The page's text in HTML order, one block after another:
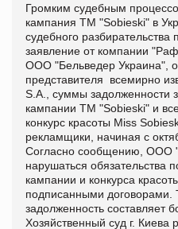
Громким судебным
кампания ТМ "Sobieski" в
судебного разбирательства
заявление от компании
ООО "Бельведер Украина",
представителя всемирно
S.A., суммы задолженности
кампании ТМ "Sobieski" и
конкурс красоты Miss
рекламщики, начиная с
Согласно сообщению, ООО
нарушаться обязательства
кампании и конкурса
подписанными договорами.
задолженность составляет
Хозяйственный суд г. Киева